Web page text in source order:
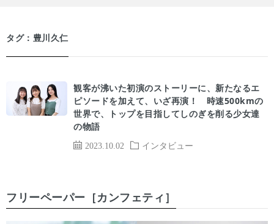
タグ：豊川久仁
2023.10.02 インタビュー
観客が沸いた初演のストーリーに、新たなるエ
ピソードを加えて、いざ再演！ 時速500kmの
世界で、トップを目指してしのぎを削る少女達
の物語
フリーペーパー［カンフェティ］